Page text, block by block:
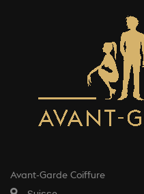
Avant-Garde Coiffure